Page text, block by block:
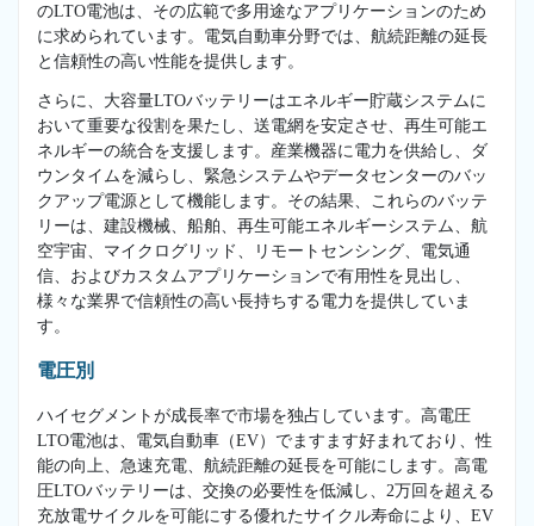
のLTO電池は、その広範で多用途なアプリケーションのため
に求められています。電気自動車分野では、航続距離の延長
と信頼性の高い性能を提供します。
さらに、大容量LTOバッテリーはエネルギー貯蔵システムに
おいて重要な役割を果たし、送電網を安定させ、再生可能エ
ネルギーの統合を支援します。産業機器に電力を供給し、ダ
ウンタイムを減らし、緊急システムやデータセンターのバッ
クアップ電源として機能します。その結果、これらのバッテ
リーは、建設機械、船舶、再生可能エネルギーシステム、航
空宇宙、マイクログリッド、リモートセンシング、電気通
信、およびカスタムアプリケーションで有用性を見出し、
様々な業界で信頼性の高い長持ちする電力を提供していま
す。
電圧別
ハイセグメントが成長率で市場を独占しています。高電圧
LTO電池は、電気自動車（EV）でますます好まれており、性
能の向上、急速充電、航続距離の延長を可能にします。高電
圧LTOバッテリーは、交換の必要性を低減し、2万回を超える
充放電サイクルを可能にする優れたサイクル寿命により、EV